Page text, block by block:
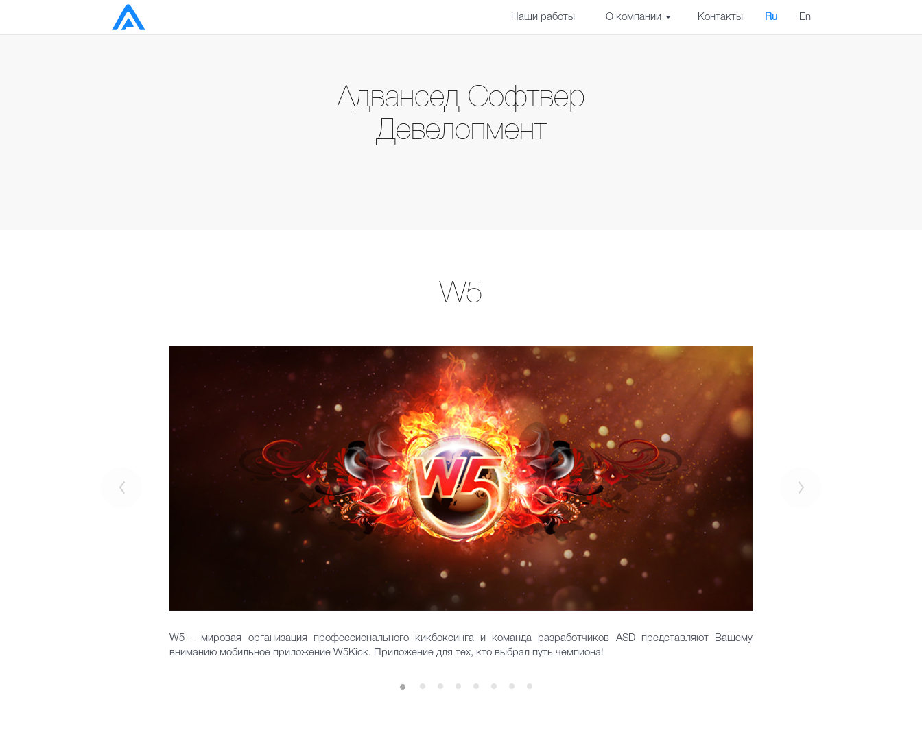
Наши работы О компании Контакты Ru En
Адвансед Софтвер
Девелопмент
W5
W5 - мировая организация профессионального кикбоксинга и команда разработчиков ASD представляют Вашему
вниманию мобильное приложение W5Kick. Приложение для тех, кто выбрал путь чемпиона!